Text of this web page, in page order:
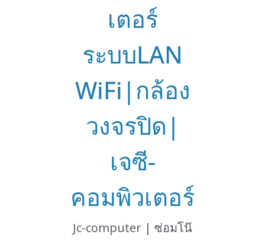
เตอร์
ระบบLAN
WiFi|กล้อง
วงจรปิด|
เจซี-
คอมพิวเตอร์
Jc-computer | ซ่อมโน๊